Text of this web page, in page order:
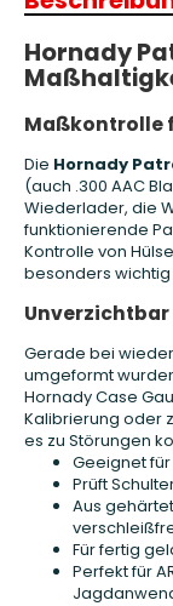
Hornady
Maßkontrolle
Die Hornady
(auch .300 AAC
Wiederlader, die
funktionierende
Kontrolle von
besonders
Gerade bei
umgeformt
Hornady Case
Kalibrierung oder
es zu Störungen
Geeignet für
Prüft
Aus
Für fertig
Perfekt für